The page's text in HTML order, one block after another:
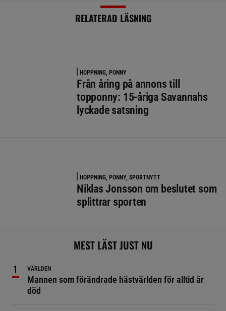
RELATERAD LÄSNING
HOPPNING, PONNY
Från åring på annons till
topponny: 15-åriga Savannahs
lyckade satsning
HOPPNING, PONNY, SPORTNYTT
Niklas Jonsson om beslutet som
splittrar sporten
MEST LÄST JUST NU
VÄRLDEN
Mannen som förändrade hästvärlden för alltid är
död